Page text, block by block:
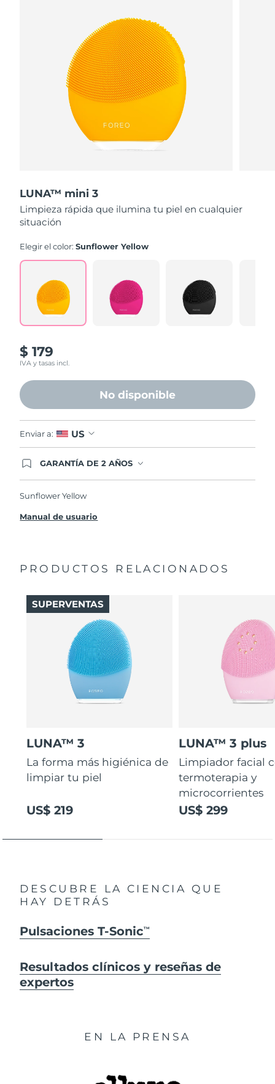
LUNA™ mini 3
Limpieza rápida que ilumina tu piel en cualquier
situación
Elegir el color:Sunflower Yellow
$ 179
IVA y tasas incl.
No disponible
Enviar a: US
GARANTÍA DE 2 AÑOS
de tener algún problema durante los 2 años
producto sin cargo alguno.
Sunflower Yellow
Manual de usuario
PRODUCTOS RELACIONADOS
LUNA™ 3
La forma más higiénica de
limpiar tu piel
US$ 219
SUPERVENTAS
LUNA™ 3 plus
Limpiador facial
termoterapia y
microcorrientes
US$ 299
DESCUBRE LA CIENCIA QUE
HAY DETRÁS
Pulsaciones T-SonicTM
Resultados clínicos y reseñas de
expertos
EN LA PRENSA